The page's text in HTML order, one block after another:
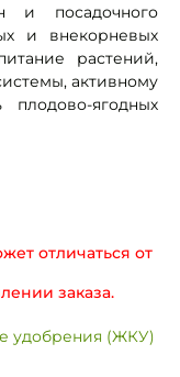
и посадочного
и внекорневых
растений,
активному
ягодных
отличаться от
заказа.
удобрения (ЖКУ)